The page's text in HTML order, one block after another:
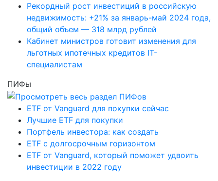
Рекордный рост инвестиций в российскую
недвижимость: +21% за январь-май 2024 года,
общий объем — 318 млрд рублей
Кабинет министров готовит изменения для
льготных ипотечных кредитов IT-
специалистам
ПИФы
ETF от Vanguard для покупки сейчас
Лучшие ETF для покупки
Портфель инвестора: как создать
ETF с долгосрочным горизонтом
ETF от Vanguard, который поможет удвоить
инвестиции в 2022 году